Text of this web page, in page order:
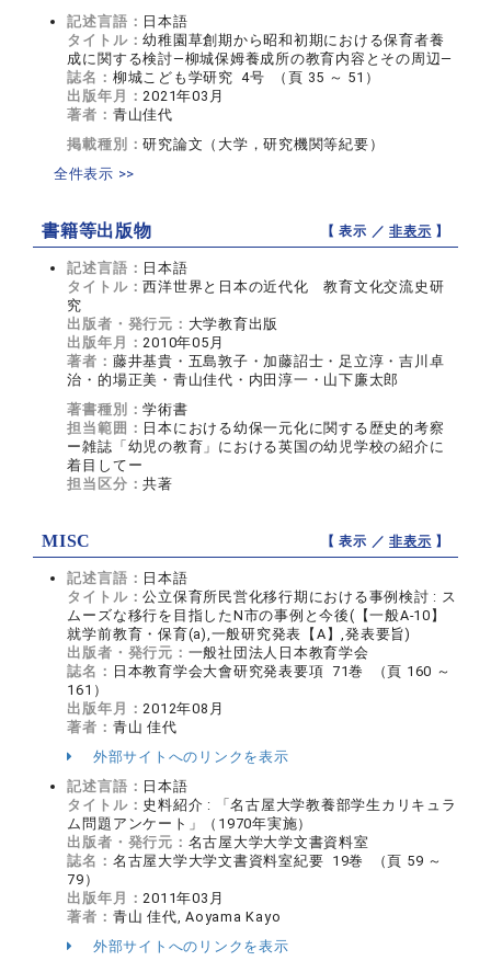
記述言語： 日本語
タイトル：幼稚園草創期から昭和初期における保育者養
成に関する検討―柳城保姆養成所の教育内容とその周辺―
誌名： 柳城こども学研究 4号 （頁 35 ～ 51）
出版年月： 2021年03月
著者： 青山佳代
掲載種別：研究論文（大学，研究機関等紀要）
全件表示 >>
書籍等出版物 【 表示 ／非表示 】
記述言語： 日本語
タイトル：西洋世界と日本の近代化 教育文化交流史研
究
出版者・発行元： 大学教育出版
出版年月： 2010年05月
著者： 藤井基貴・五島敦子・加藤詔士・足立淳・吉川卓
治・的場正美・青山佳代・内田淳一・山下廉太郎
著書種別：学術書
担当範囲： 日本における幼保一元化に関する歴史的考察
ー雑誌「幼児の教育」における英国の幼児学校の紹介に
着目してー
担当区分：共著
MISC 【 表示 ／非表示 】
記述言語： 日本語
タイトル：公立保育所民営化移行期における事例検討 : ス
ムーズな移行を目指したN市の事例と今後(【一般A-10】
就学前教育・保育(a),一般研究発表【A】,発表要旨)
出版者・発行元： 一般社団法人日本教育学会
誌名： 日本教育学会大會研究発表要項 71巻 （頁 160 ～
161）
出版年月： 2012年08月
著者： 青山 佳代
外部サイトへのリンクを表示
記述言語： 日本語
タイトル： 史料紹介 : 「名古屋大学教養部学生カリキュラ
ム問題アンケート」（1970年実施）
出版者・発行元： 名古屋大学大学文書資料室
誌名： 名古屋大学大学文書資料室紀要 19巻 （頁 59 ～
79）
出版年月： 2011年03月
著者： 青山 佳代, Aoyama Kayo
外部サイトへのリンクを表示